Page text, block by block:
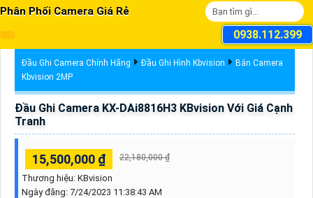
Phân Phối Camera Giá Rẻ
0938.112.399
Đầu Ghi Camera Chính Hãng Đầu Ghi Hình Kbvision
Bán Camera
Kbvision 2MP
Đầu Ghi Camera KX-DAi8816H3 KBvision Với Giá Cạnh
Tranh
15,500,000 ₫ 22,180,000 ₫
Thương hiệu: KBvision
Ngày đăng: 7/24/2023 11:38:43 AM